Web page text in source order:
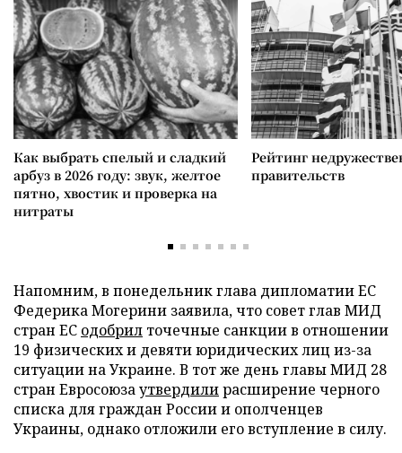
Как выбрать спелый и сладкий
арбуз в 2026 году: звук, желтое
пятно, хвостик и проверка на
нитраты
Рейтинг
правительств
Напомним, в понедельник глава дипломатии ЕС
Федерика Могерини заявила, что совет глав МИД
стран ЕС одобрил точечные санкции в отношении
19 физических и девяти юридических лиц из-за
ситуации на Украине. В тот же день главы МИД 28
стран Евросоюзаутвердилирасширение черного
списка для граждан России и ополченцев
Украины, однако отложили его вступление в силу.